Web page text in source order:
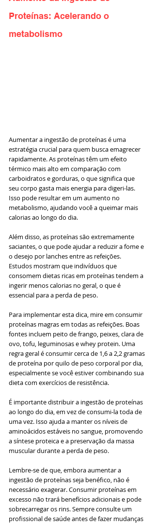
Proteínas: Acelerando o
metabolismo
Aumentar a ingestão de proteínas é uma
estratégia crucial para quem busca emagrecer
rapidamente. As proteínas têm um efeito
térmico mais alto em comparação com
carboidratos e gorduras, o que significa que
seu corpo gasta mais energia para digeri-las.
Isso pode resultar em um aumento no
metabolismo, ajudando você a queimar mais
calorias ao longo do dia.
Além disso, as proteínas são extremamente
saciantes, o que pode ajudar a reduzir a fome e
o desejo por lanches entre as refeições.
Estudos mostram que indivíduos que
consomem dietas ricas em proteínas tendem a
ingerir menos calorias no geral, o que é
essencial para a perda de peso.
Para implementar esta dica, mire em consumir
proteínas magras em todas as refeições. Boas
fontes incluem peito de frango, peixes, clara de
ovo, tofu, leguminosas e whey protein. Uma
regra geral é consumir cerca de 1,6 a 2,2 gramas
de proteína por quilo de peso corporal por dia,
especialmente se você estiver combinando sua
dieta com exercícios de resistência.
É importante distribuir a ingestão de proteínas
ao longo do dia, em vez de consumi-la toda de
uma vez. Isso ajuda a manter os níveis de
aminoácidos estáveis no sangue, promovendo
a síntese proteica e a preservação da massa
muscular durante a perda de peso.
Lembre-se de que, embora aumentar a
ingestão de proteínas seja benéfico, não é
necessário exagerar. Consumir proteínas em
excesso não trará benefícios adicionais e pode
sobrecarregar os rins. Sempre consulte um
profissional de saúde antes de fazer mudanças